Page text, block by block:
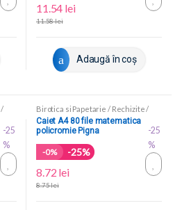
11.54 lei
11.58lei
Adaugă în coș
/
-25
%
Birotica si Papetarie / Rechizite /
Caiete scolare
Caiet A4 80 file matematica
policromie Pigna
-0% -25%
8.72 lei
8.75lei
-25
%